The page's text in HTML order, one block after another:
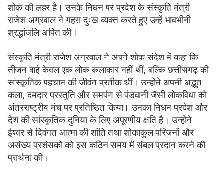
शोक की लहर है। उनके निधन पर प्रदेश के संस्कृति मंत्री
राजेश अग्रवाल ने गहरा दुःख व्यक्त करते हुए उन्हें भावभीनी
श्रद्धांजलि अर्पित की।
संस्कृति मंत्री राजेश अग्रवाल ने अपने शोक संदेश में कहा कि
तीजन बाई केवल एक लोक कलाकार नहीं थीं, बल्कि छत्तीसगढ़ की
सांस्कृतिक पहचान की जीवंत प्रतीक थीं। उन्होंने अपनी अद्भुत
कला, दमदार प्रस्तुति और समर्पण से पंडवानी जैसी लोकविधा को
अंतरराष्ट्रीय मंच पर प्रतिष्ठित किया। उनका निधन प्रदेश और
देश की सांस्कृतिक दुनिया के लिए अपूरणीय क्षति है। उन्होंने
ईश्वर से दिवंगत आत्मा की शांति तथा शोकाकुल परिजनों और
असंख्य प्रशंसकों को इस कठिन समय में संबल प्रदान करने की
प्रार्थना की।